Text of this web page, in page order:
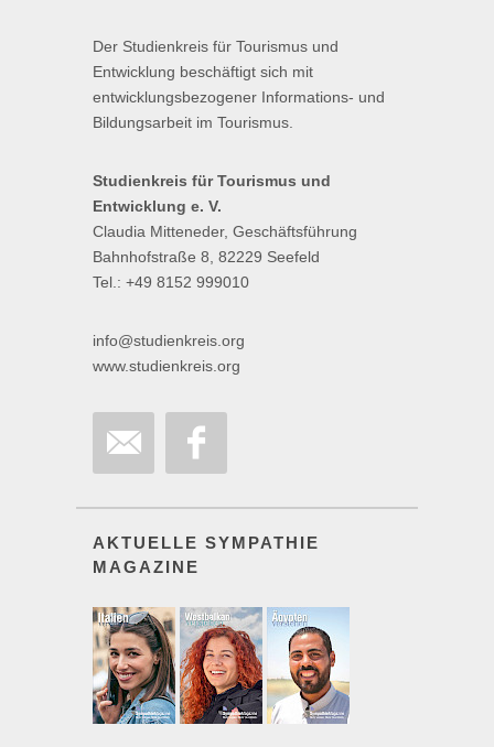
Der Studienkreis für Tourismus und
Entwicklung beschäftigt sich mit
entwicklungsbezogener Informations- und
Bildungsarbeit im Tourismus.
Studienkreis für Tourismus und
Entwicklung e. V.
Claudia Mitteneder, Geschäftsführung
Bahnhofstraße 8, 82229 Seefeld
Tel.: +49 8152 999010
info@studienkreis.org
www.studienkreis.org
AKTUELLE SYMPATHIE
MAGAZINE